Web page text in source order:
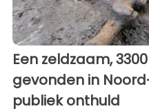
Een zeldzaam,
gevonden in
publiek onthuld